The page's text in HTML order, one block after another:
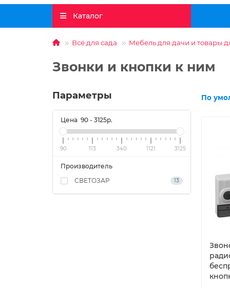
Каталог
Всё для сада Мебель для дачи и товары
Звонки и кнопки к ним
Параметры
Цена 90 - 3125р.
90 113 340 1121 3125
Производитель
СВЕТОЗАР
13
По